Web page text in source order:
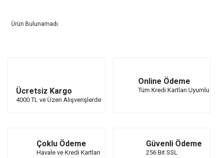
Ürün Bulunamadı.
Ücretsiz Kargo
4000 TL ve Üzeri Alışverişlerde
Online Ödeme
Tüm Kredi Kartları Uyumlu
Çoklu Ödeme
Havale ve Kredi Kartları
Güvenli Ödeme
256 Bit SSL